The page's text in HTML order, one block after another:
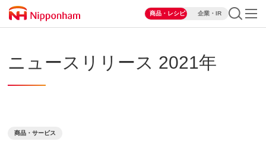
商品・レシピ 企業・IR
ニュースリリース 2021年
商品・サービス